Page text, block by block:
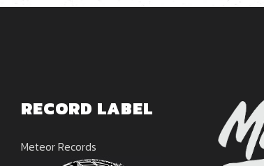
RECORD LABEL
Meteor Records